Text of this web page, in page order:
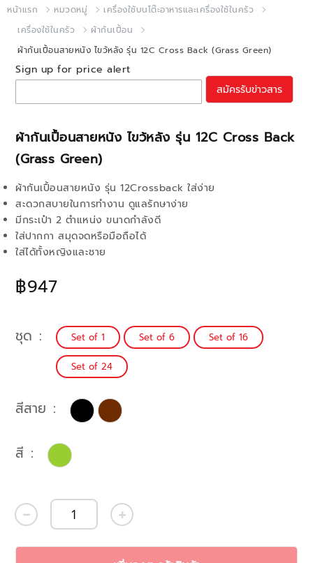
หน้าแรก หมวดหมู่
เครื่องใช้บนโต๊ะอาหารและเครื่องใช้ในครัว
เครื่องใช้ในครัว
ผ้ากันเปื้อน
ผ้ากันเปื้อนสายหนัง ไขว้หลัง รุ่น 12C Cross Back (Grass Green)
ผ้ากันเปื้อนสายหนัง ไขว้หลัง รุ่น 12C Cross Back
(Grass Green)
฿947
ผ้ากันเปื้อนสายหนัง รุ่น 12Crossback ใส่ง่าย
สะดวกสบายในการทำงาน ดูแลรักษาง่าย
มีกระเป๋า 2 ตำแหน่ง ขนาดกำลังดี
ใส่ปากกา สมุดจดหรือมือถือได้
ใส่ได้ทั้งหญิงและชาย
Sign up for price alert
สมัครรับข่าวสาร
ชุด Set of 1 Set of 6 Set of 16
Set of 24
สี
สีสาย